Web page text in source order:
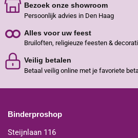
Bezoek onze showroom
Persoonlijk advies in Den Haag
Alles voor uw feest
Bruiloften, religieuze feesten &
Veilig betalen
Betaal veilig online met je favoriete
Binderproshop
Steijnlaan 116